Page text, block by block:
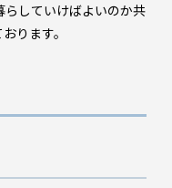
らしていけばよいのか共
ります。